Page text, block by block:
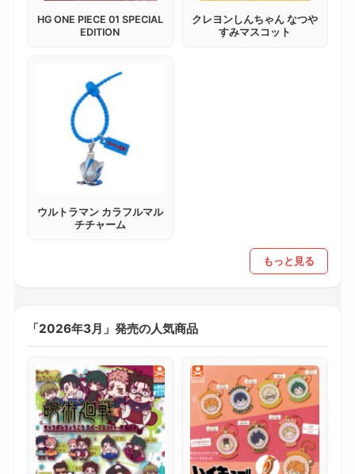
HG ONE PIECE 01 SPECIAL
EDITION
クレヨンしんちゃん なつや
すみマスコット
ウルトラマン カラフルマル
チチャーム
もっと見る
「2026年3月」発売の人気商品